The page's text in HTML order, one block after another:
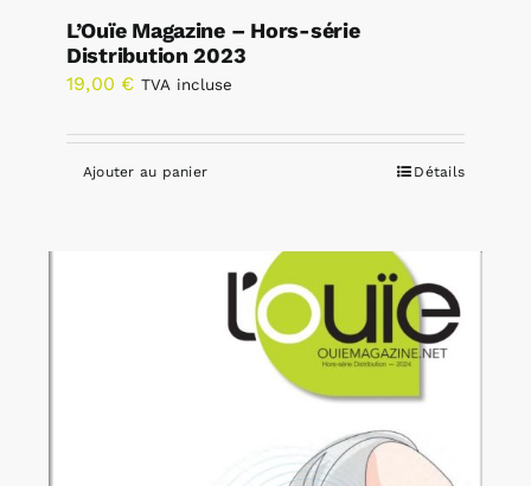
L’Ouïe Magazine – Hors-série
Distribution 2023
19,00 € TVA incluse
Ajouter au panier Détails